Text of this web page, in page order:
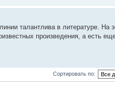
талантлива в литературе.
произведения, а есть
Сортировать по: